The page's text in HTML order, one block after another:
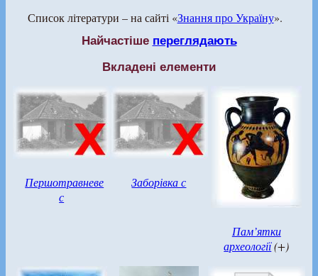
Список літератури – на сайті «Знання про Україну».
Найчастіше переглядають
Вкладені елементи
Першотравневе
с
Заборівка с
Пам’ятки
археології(+)